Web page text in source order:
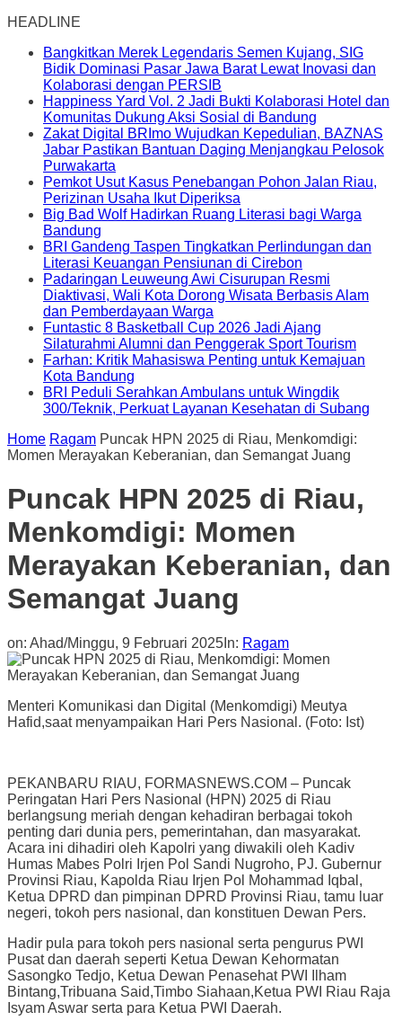
HEADLINE
Bangkitkan Merek Legendaris Semen Kujang, SIG
Bidik Dominasi Pasar Jawa Barat Lewat Inovasi dan
Kolaborasi dengan PERSIB
Happiness Yard Vol. 2 Jadi Bukti Kolaborasi Hotel dan
Komunitas Dukung Aksi Sosial di Bandung
Zakat Digital BRImo Wujudkan Kepedulian, BAZNAS
Jabar Pastikan Bantuan Daging Menjangkau Pelosok
Purwakarta
Pemkot Usut Kasus Penebangan Pohon Jalan Riau,
Perizinan Usaha Ikut Diperiksa
Big Bad Wolf Hadirkan Ruang Literasi bagi Warga
Bandung
BRI Gandeng Taspen Tingkatkan Perlindungan dan
Literasi Keuangan Pensiunan di Cirebon
Padaringan Leuweung Awi Cisurupan Resmi
Diaktivasi, Wali Kota Dorong Wisata Berbasis Alam
dan Pemberdayaan Warga
Funtastic 8 Basketball Cup 2026 Jadi Ajang
Silaturahmi Alumni dan Penggerak Sport Tourism
Farhan: Kritik Mahasiswa Penting untuk Kemajuan
Kota Bandung
BRI Peduli Serahkan Ambulans untuk Wingdik
300/Teknik, Perkuat Layanan Kesehatan di Subang
Home Ragam Puncak HPN 2025 di Riau, Menkomdigi:
Momen Merayakan Keberanian, dan Semangat Juang
Puncak HPN 2025 di Riau,
Menkomdigi: Momen
Merayakan Keberanian, dan
Semangat Juang
on: Ahad/Minggu, 9 Februari 2025 In: Ragam
Menteri Komunikasi dan Digital (Menkomdigi) Meutya
Hafid,saat menyampaikan Hari Pers Nasional. (Foto: Ist)
PEKANBARU RIAU, FORMASNEWS.COM – Puncak
Peringatan Hari Pers Nasional (HPN) 2025 di Riau
berlangsung meriah dengan kehadiran berbagai tokoh
penting dari dunia pers, pemerintahan, dan masyarakat.
Acara ini dihadiri oleh Kapolri yang diwakili oleh Kadiv
Humas Mabes Polri Irjen Pol Sandi Nugroho, PJ. Gubernur
Provinsi Riau, Kapolda Riau Irjen Pol Mohammad Iqbal,
Ketua DPRD dan pimpinan DPRD Provinsi Riau, tamu luar
negeri, tokoh pers nasional, dan konstituen Dewan Pers.
Hadir pula para tokoh pers nasional serta pengurus PWI
Pusat dan daerah seperti Ketua Dewan Kehormatan
Sasongko Tedjo, Ketua Dewan Penasehat PWI Ilham
Bintang,Tribuana Said,Timbo Siahaan,Ketua PWI Riau Raja
Isyam Aswar serta para Ketua PWI Daerah.